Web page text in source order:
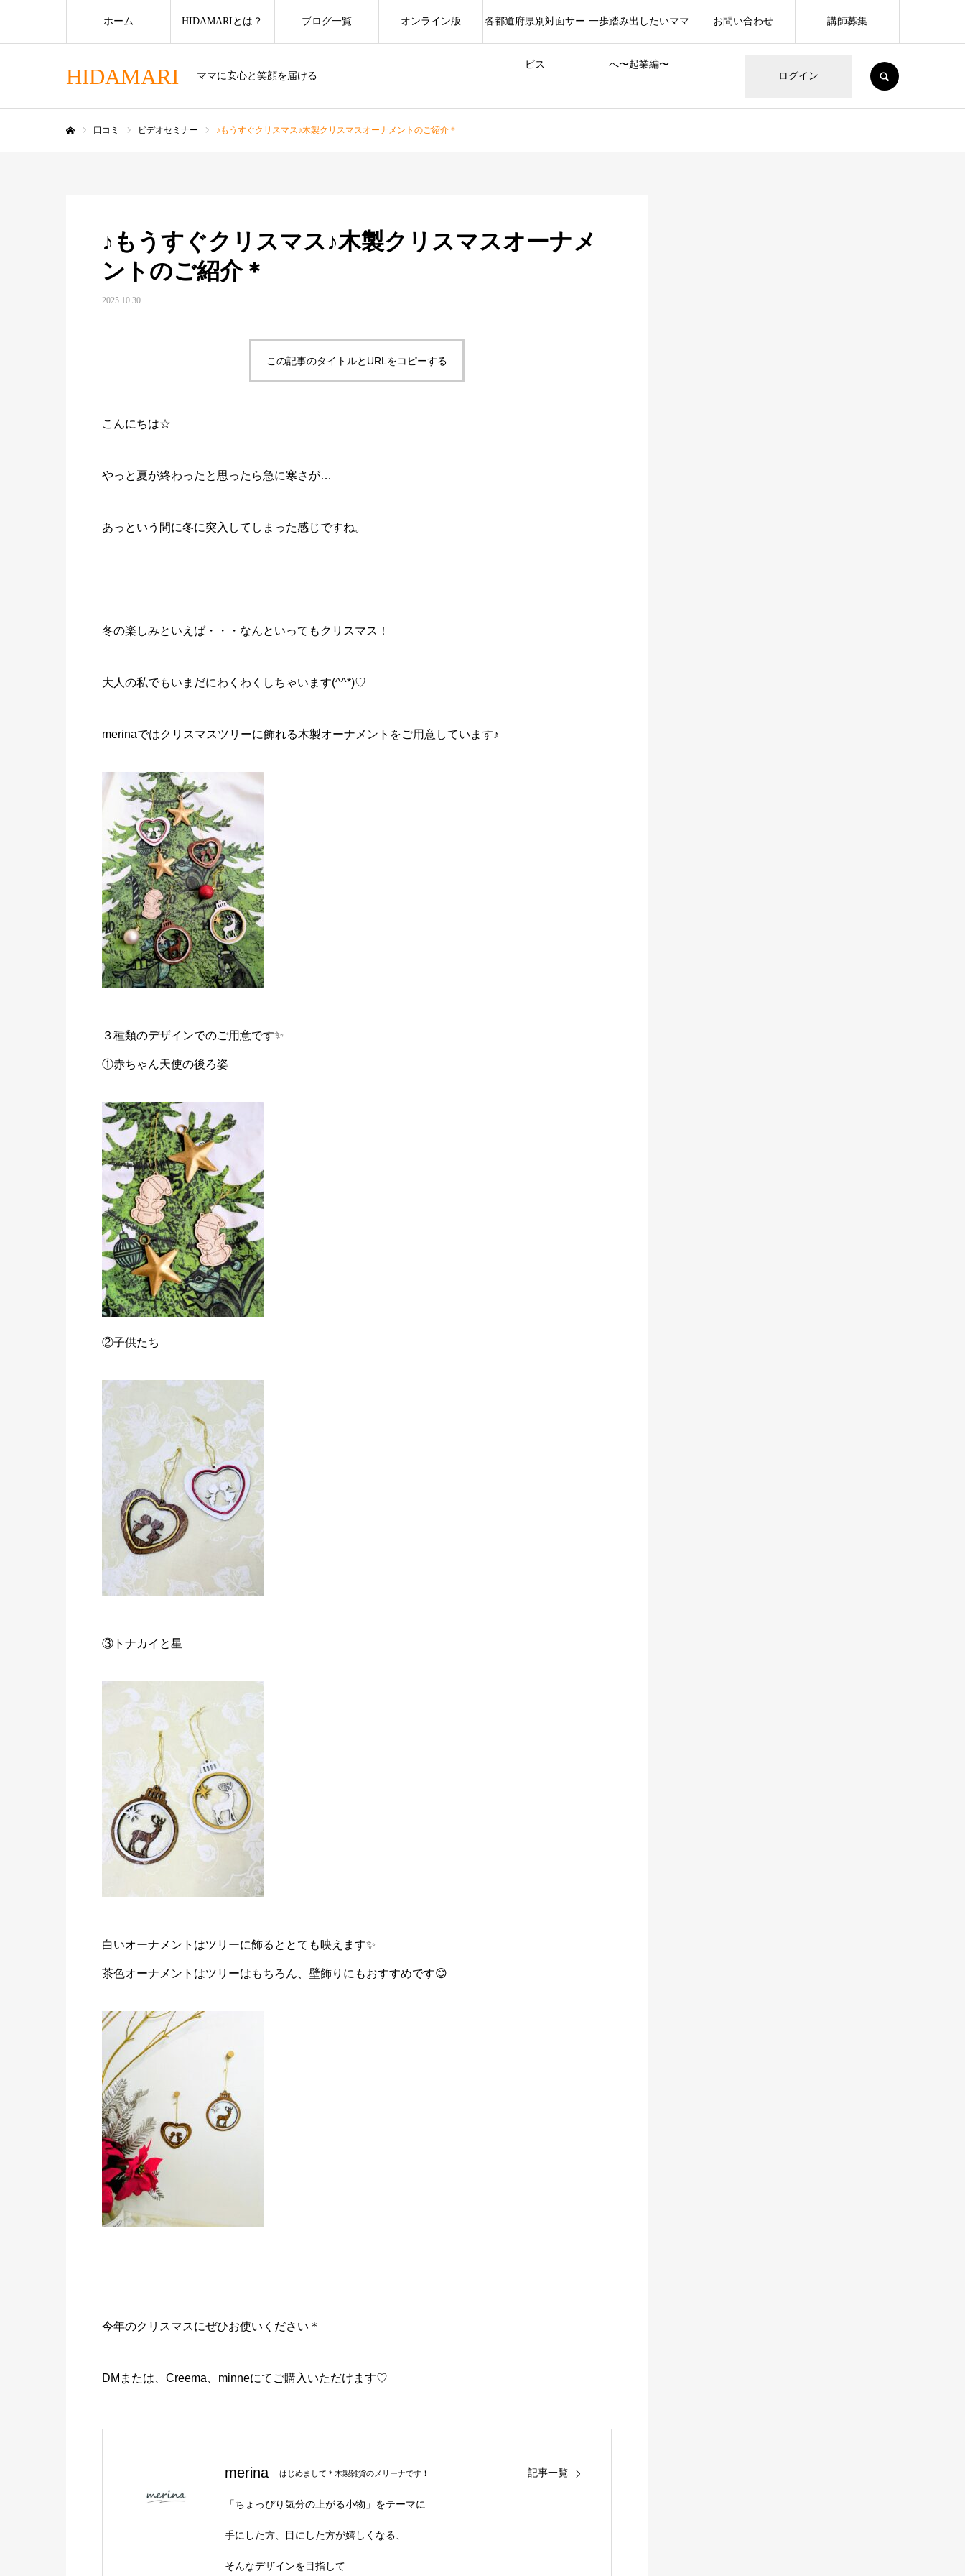
HIDAMARI ママに安心と笑顔を届ける ログイン
SEARCH
ホーム HIDAMARIとは？ ブログ一覧 オンライン版 各都道府県別対面サー
ビス
一歩踏み出したいママ
へ〜起業編〜
お問い合わせ 講師募集
口コミ ビデオセミナー ♪もうすぐクリスマス♪木製クリスマスオーナメントのご紹介＊
♪もうすぐクリスマス♪木製クリスマスオーナメ
ントのご紹介＊
2025.10.30
この記事のタイトルとURLをコピーする
こんにちは☆
やっと夏が終わったと思ったら急に寒さが…
あっという間に冬に突入してしまった感じですね。
冬の楽しみといえば・・・なんといってもクリスマス！
大人の私でもいまだにわくわくしちゃいます(^^*)♡
merinaではクリスマスツリーに飾れる木製オーナメントをご用意しています♪
３種類のデザインでのご用意です✨
①赤ちゃん天使の後ろ姿
②子供たち
③トナカイと星
白いオーナメントはツリーに飾るととても映えます✨
茶色オーナメントはツリーはもちろん、壁飾りにもおすすめです😊
今年のクリスマスにぜひお使いください＊
DMまたは、Creema、minneにてご購入いただけます♡
merina はじめまして＊木製雑貨のメリーナです！ 記事一覧
「ちょっぴり気分の上がる小物」をテーマに
手にした方、目にした方が嬉しくなる、
そんなデザインを目指して